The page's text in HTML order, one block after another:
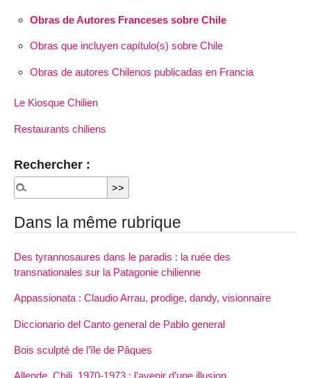
Obras de Autores Franceses sobre Chile
Obras que incluyen capítulo(s) sobre Chile
Obras de autores Chilenos publicadas en Francia
Le Kiosque Chilien
Restaurants chiliens
Rechercher :
Dans la même rubrique
Des tyrannosaures dans le paradis : la ruée des
transnationales sur la Patagonie chilienne
Appassionata : Claudio Arrau, prodige, dandy, visionnaire
Diccionario del Canto general de Pablo general
Bois sculpté de l’île de Pâques
Allende, Chili, 1970-1973 : l’avenir d’une illusion